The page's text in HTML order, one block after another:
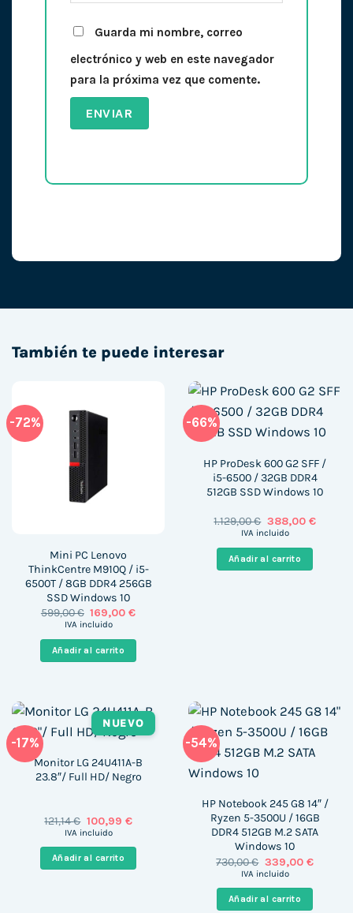
Guarda mi nombre, correo
electrónico y web en este navegador
para la próxima vez que comente.
También te puede interesar
-72%
Mini PC Lenovo
ThinkCentre M910Q / i5-
6500T / 8GB DDR4 256GB
SSD Windows 10
599,00€ El
precio
era:
599,00 €.
169,00€El
es:
IVA incluido
Añadir al carrito
-66%
HP ProDesk 600 G2 SFF /
i5-6500 / 32GB DDR4
512GB SSD Windows 10
1.129,00€ El
precio
era:
1.129,00 €.
388,00 €El
IVA incluido
Añadir al carrito
-17%
NUEVO
Monitor LG 24U411A-B
23.8″/ Full HD/ Negro
121,14€ El
precio
era:
121,14 €.
100,99 €El
es:
100,99 €.
IVA incluido
Añadir al carrito
-54%
HP Notebook 245 G8 14″ /
Ryzen 5-3500U / 16GB
DDR4 512GB M.2 SATA
Windows 10
730,00€ El
precio
era:
730,00 €.
339,00 €El
es:
339,00
IVA incluido
Añadir al carrito